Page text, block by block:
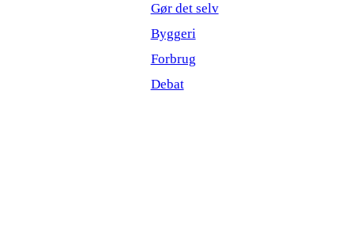
Gør det selv
Byggeri
Forbrug
Debat